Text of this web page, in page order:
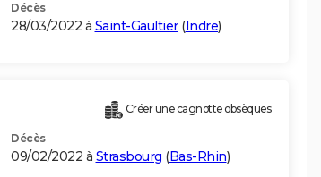
Décès
28/03/2022 à Saint-Gaultier(Indre)
Créer une cagnotte obsèques
Décès
09/02/2022 à Strasbourg (Bas-Rhin)